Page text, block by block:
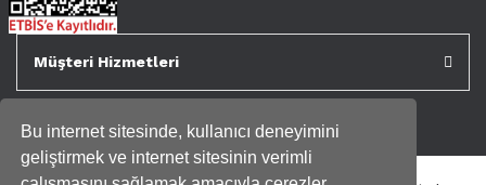
Bu internet sitesinde, kullanıcı deneyimini
geliştirmek ve internet sitesinin verimli
Müşteri Hizmetleri